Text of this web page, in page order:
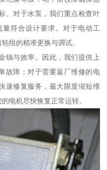
。对于水泵，我们重点检查叶
符合设计要求。对于电动工
组的精准更换与调试。
钱与效率。因此，我们提供上
故障；对于需要返厂维修的电
速修复服务，最大限度缩短维
电机尽快恢复正常运转。